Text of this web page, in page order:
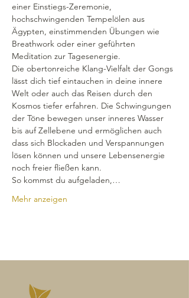
einer Einstiegs-Zeremonie,
hochschwingenden Tempelölen aus
Ägypten, einstimmenden Übungen wie
Breathwork oder einer geführten
Meditation zur Tagesenergie.
Die obertonreiche Klang-Vielfalt der Gongs
lässt dich tief eintauchen in deine innere
Welt oder auch das Reisen durch den
Kosmos tiefer erfahren. Die Schwingungen
der Töne bewegen unser inneres Wasser
bis auf Zellebene und ermöglichen auch
dass sich Blockaden und Verspannungen
lösen können und unsere Lebensenergie
noch freier fließen kann.
So kommst du aufgeladen,…
Mehr anzeigen